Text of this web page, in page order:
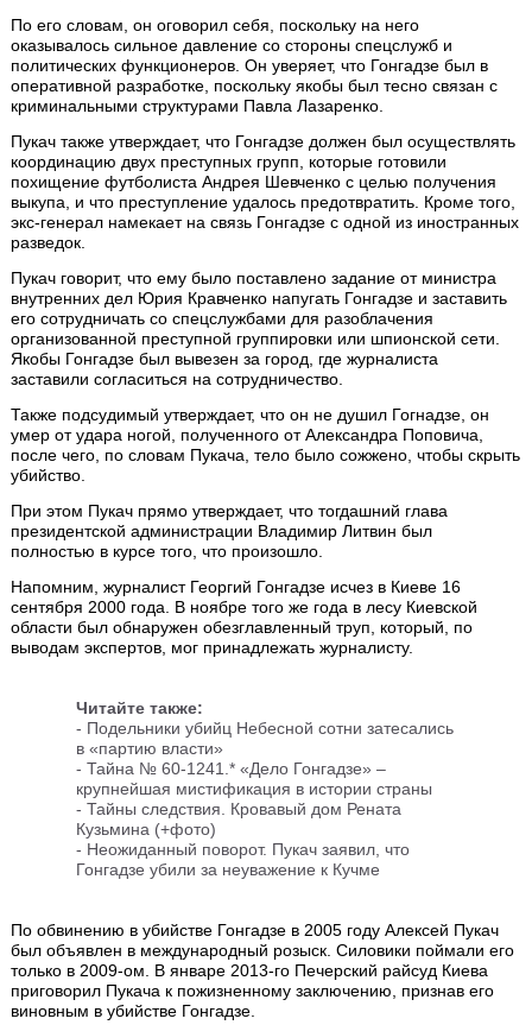
По его словам, он оговорил себя, поскольку на него
оказывалось сильное давление со стороны спецслужб и
политических функционеров. Он уверяет, что Гонгадзе был в
оперативной разработке, поскольку якобы был тесно связан с
криминальными структурами Павла Лазаренко.
Пукач также утверждает, что Гонгадзе должен был осуществлять
координацию двух преступных групп, которые готовили
похищение футболиста Андрея Шевченко с целью получения
выкупа, и что преступление удалось предотвратить. Кроме того,
экс-генерал намекает на связь Гонгадзе с одной из иностранных
разведок.
Пукач говорит, что ему было поставлено задание от министра
внутренних дел Юрия Кравченко напугать Гонгадзе и заставить
его сотрудничать со спецслужбами для разоблачения
организованной преступной группировки или шпионской сети.
Якобы Гонгадзе был вывезен за город, где журналиста
заставили согласиться на сотрудничество.
Также подсудимый утверждает, что он не душил Гогнадзе, он
умер от удара ногой, полученного от Александра Поповича,
после чего, по словам Пукача, тело было сожжено, чтобы скрыть
убийство.
При этом Пукач прямо утверждает, что тогдашний глава
президентской администрации Владимир Литвин был
полностью в курсе того, что произошло.
Напомним, журналист Георгий Гонгадзе исчез в Киеве 16
сентября 2000 года. В ноябре того же года в лесу Киевской
области был обнаружен обезглавленный труп, который, по
выводам экспертов, мог принадлежать журналисту.
Читайте также:
- Подельники убийц Небесной сотни затесались
в «партию власти»
- Тайна № 60-1241.* «Дело Гонгадзе» –
крупнейшая мистификация в истории страны
- Тайны следствия. Кровавый дом Рената
Кузьмина (+фото)
- Неожиданный поворот. Пукач заявил, что
Гонгадзе убили за неуважение к Кучме
По обвинению в убийстве Гонгадзе в 2005 году Алексей Пукач
был объявлен в международный розыск. Силовики поймали его
только в 2009-ом. В январе 2013-го Печерский райсуд Киева
приговорил Пукача к пожизненному заключению, признав его
виновным в убийстве Гонгадзе.